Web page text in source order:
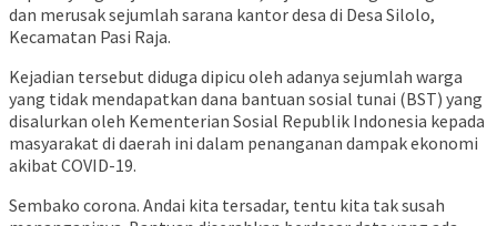
dan merusak sejumlah sarana kantor desa di Desa Silolo,
Kecamatan Pasi Raja.
Kejadian tersebut diduga dipicu oleh adanya sejumlah warga
yang tidak mendapatkan dana bantuan sosial tunai (BST) yang
disalurkan oleh Kementerian Sosial Republik Indonesia kepada
masyarakat di daerah ini dalam penanganan dampak ekonomi
akibat COVID-19.
Sembako corona. Andai kita tersadar, tentu kita tak susah